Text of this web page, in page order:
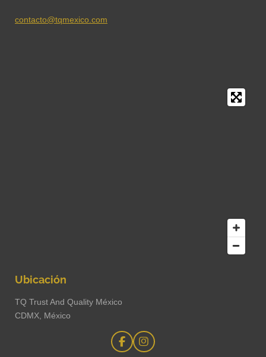
contacto@tqmexico.com
Ubicación
TQ Trust And Quality México
CDMX, México
F
a
I
n